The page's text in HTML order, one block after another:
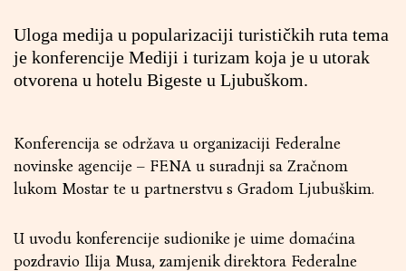
Uloga medija u popularizaciji turističkih ruta tema
je konferencije Mediji i turizam koja je u utorak
otvorena u hotelu Bigeste u Ljubuškom.
Konferencija se održava u organizaciji Federalne
novinske agencije – FENA u suradnji sa Zračnom
lukom Mostar te u partnerstvu s Gradom Ljubuškim.
U uvodu konferencije sudionike je uime domaćina
pozdravio Ilija Musa, zamjenik direktora Federalne